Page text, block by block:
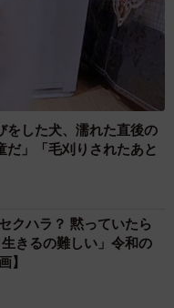
をした犬、濡れた直後の
」「毛刈りされたあと
クハラ？ 黙っていたら
きるの難しい」令和の
】